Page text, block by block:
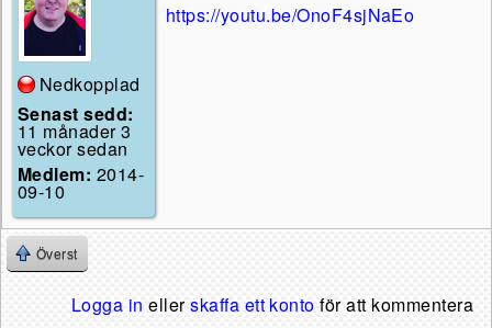
Nedkopplad
Senast sedd:
11 månader 3
veckor sedan
Medlem: 2014-
09-10
https://youtu.be/OnoF4sjNaEo
Överst
Logga in ellerskaffa ett konto för att kommentera